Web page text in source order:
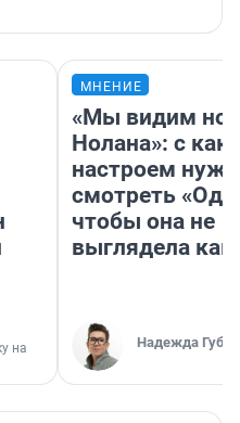
на
МНЕНИЕ
«Мы видим
Нолана»: с
настроем
смотреть
чтобы она не
выглядела как
Надежда